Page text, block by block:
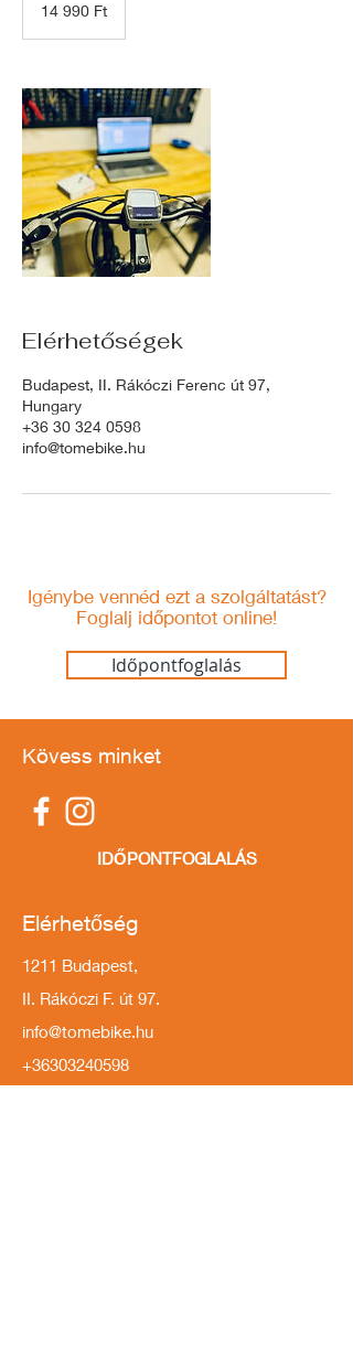
forint14 990 Ft
Elérhetőségek
Budapest, II. Rákóczi Ferenc út 97,
Hungary
+36 30 324 0598
info@tomebike.hu
Igénybe vennéd ezt a szolgáltatást?
Foglalj időpontot online!
Időpontfoglalás
Kövess minket
IDŐPONTFOGLALÁS
Elérhetőség
1211 Budapest,
II. Rákóczi F. út 97.
info@tomebike.hu
+36303240598